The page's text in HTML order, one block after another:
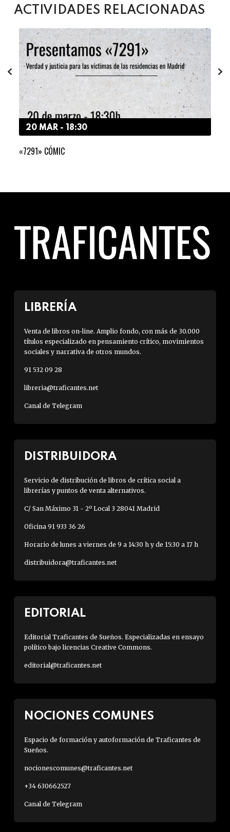
ACTIVIDADES RELACIONADAS
20 MAR - 18:30
«7291» CÓMIC
LIBRERÍA
Venta de libros on-line. Amplio fondo, con más de 30.000
títulos especializado en pensamiento crítico, movimientos
sociales y narrativa de otros mundos.
91 532 09 28
libreria@traficantes.net
Canal de Telegram
DISTRIBUIDORA
Servicio de distribución de libros de crítica social a
librerías y puntos de venta alternativos.
C/ San Máximo 31 - 2º Local 3 28041 Madrid
Oficina 91 933 36 26
Horario de lunes a viernes de 9 a 14:30 h y de 15:30 a 17 h
distribuidora@traficantes.net
EDITORIAL
Editorial Traficantes de Sueños. Especializadas en ensayo
político bajo licencias Creative Commons.
editorial@traficantes.net
NOCIONES COMUNES
Espacio de formación y autoformación de Traficantes de
Sueños.
nocionescomunes@traficantes.net
+34 630662527
Canal de Telegram